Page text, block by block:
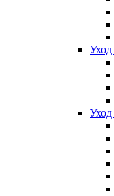
Уход